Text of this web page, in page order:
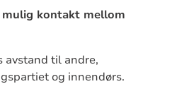
kontakt mellom
avstand til andre,
og innendørs.